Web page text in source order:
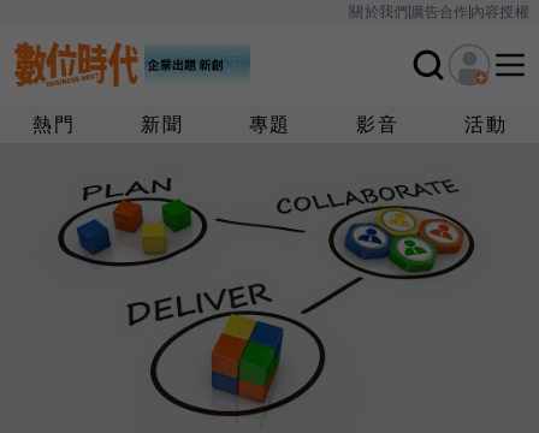
關於我們廣告合作內容授權
熱門 新聞 專題 影音 活動